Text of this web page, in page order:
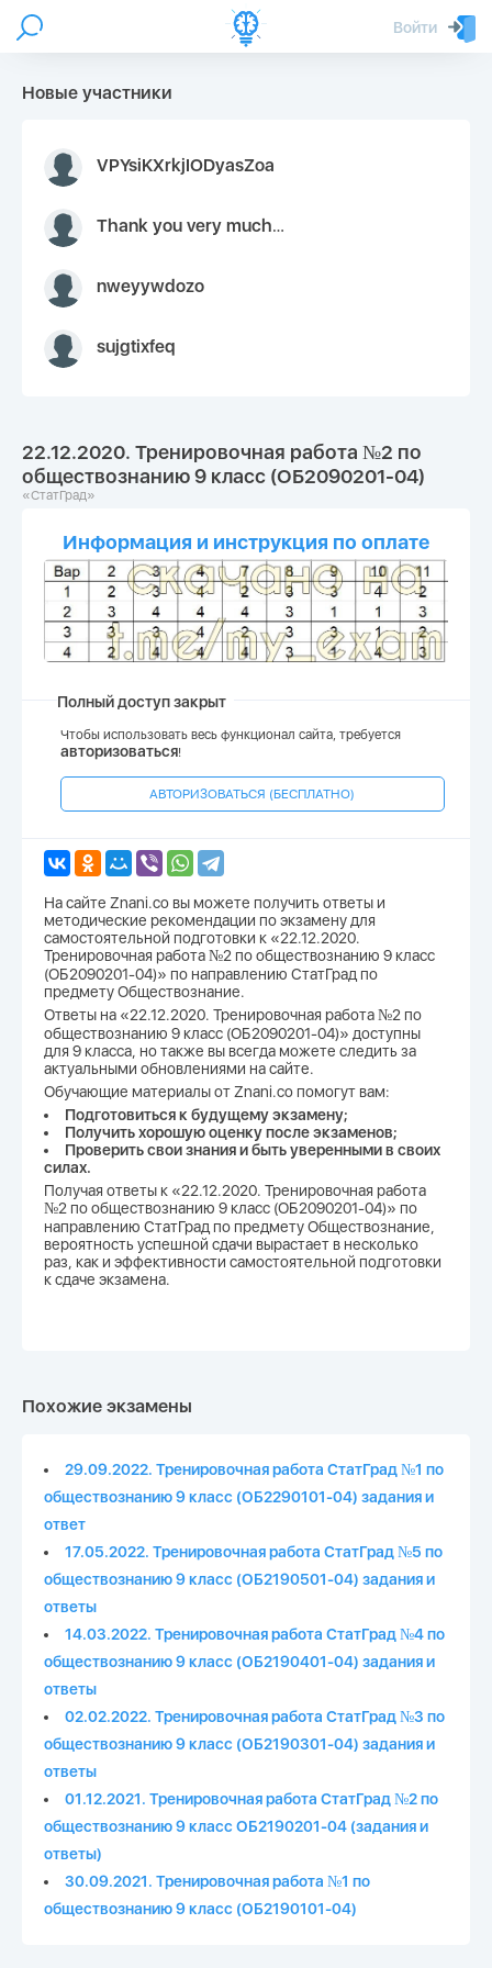
Войти
Новые участники
VPYsiKXrkjIODyasZoa
Thank you very much for your inquiry We appreciate you 9126052 https://youtube.com faceapple !
nweyywdozo
sujgtixfeq
22.12.2020. Тренировочная работа №2 по
обществознанию 9 класс (ОБ2090201-04)
«СтатГрад»
Информация и инструкция по оплате
Полный доступ закрыт
Чтобы использовать весь функционал сайта, требуется
авторизоваться!
АВТОРИЗОВАТЬСЯ (БЕСПЛАТНО)
На сайте Znani.co вы можете получить ответы и
методические рекомендации по экзамену для
самостоятельной подготовки к «22.12.2020.
Тренировочная работа №2 по обществознанию 9 класс
(ОБ2090201-04)» по направлению СтатГрад по
предмету Обществознание.
Ответы на «22.12.2020. Тренировочная работа №2 по
обществознанию 9 класс (ОБ2090201-04)» доступны
для 9 класса, но также вы всегда можете следить за
актуальными обновлениями на сайте.
Обучающие материалы от Znani.co помогут вам:
Подготовиться к будущему экзамену;
Получить хорошую оценку после экзаменов;
Проверить свои знания и быть уверенными в своих
силах.
Получая ответы к «22.12.2020. Тренировочная работа
№2 по обществознанию 9 класс (ОБ2090201-04)» по
направлению СтатГрад по предмету Обществознание,
вероятность успешной сдачи вырастает в несколько
раз, как и эффективности самостоятельной подготовки
к сдаче экзамена.
Похожие экзамены
29.09.2022. Тренировочная работа СтатГрад №1 по
обществознанию 9 класс (ОБ2290101-04) задания и
ответ
17.05.2022. Тренировочная работа СтатГрад №5 по
обществознанию 9 класс (ОБ2190501-04) задания и
ответы
14.03.2022. Тренировочная работа СтатГрад №4 по
обществознанию 9 класс (ОБ2190401-04) задания и
ответы
02.02.2022. Тренировочная работа СтатГрад №3 по
обществознанию 9 класс (ОБ2190301-04) задания и
ответы
01.12.2021. Тренировочная работа СтатГрад №2 по
обществознанию 9 класс ОБ2190201-04 (задания и
ответы)
30.09.2021. Тренировочная работа №1 по
обществознанию 9 класс (ОБ2190101-04)